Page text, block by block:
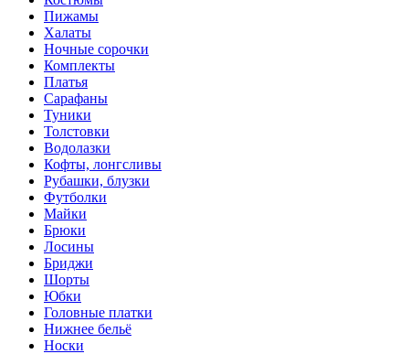
Пижамы
Халаты
Ночные сорочки
Комплекты
Платья
Сарафаны
Туники
Толстовки
Водолазки
Кофты, лонгсливы
Рубашки, блузки
Футболки
Майки
Брюки
Лосины
Бриджи
Шорты
Юбки
Головные платки
Нижнее бельё
Носки